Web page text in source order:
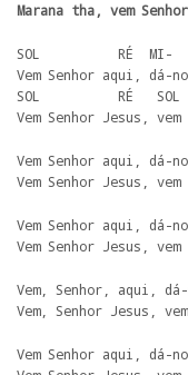
Marana tha, vem
SOL          RÉ  MI-
Vem Senhor aqui, dá-
SOL          RÉ
Vem Senhor Jesus,
Vem Senhor aqui, dá-
Vem Senhor Jesus,
Vem Senhor aqui, dá-
Vem Senhor Jesus,
Vem, Senhor, aqui,
Vem, Senhor Jesus,
Vem Senhor aqui, dá-